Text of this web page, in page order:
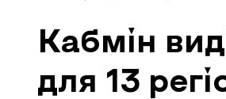
Кабмін
для 13